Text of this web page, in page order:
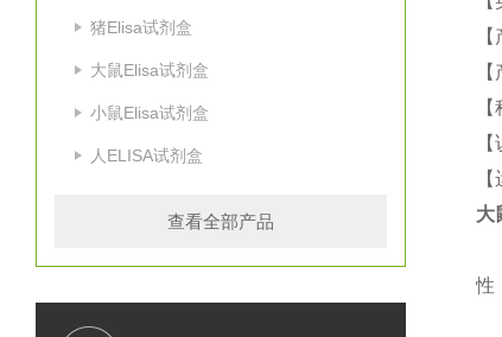
猪Elisa试剂盒
大鼠Elisa试剂盒
小鼠Elisa试剂盒
人ELISA试剂盒
查看全部产品
大
性